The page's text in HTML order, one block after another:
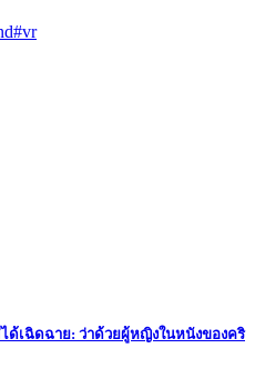
#vr
ด้เฉิดฉาย: ว่าด้วยผู้หญิงในหนังของคริ